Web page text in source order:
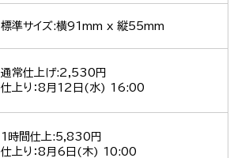
標準サイズ:横91mm x 縦55mm
通常仕上げ:2,530円
仕上り：8月12日(水) 16:00
1時間仕上:5,830円
仕上り：8月6日(木) 10:00